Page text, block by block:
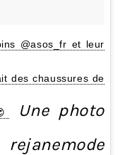
@asos_fr et leur
des chaussures de
Une photo